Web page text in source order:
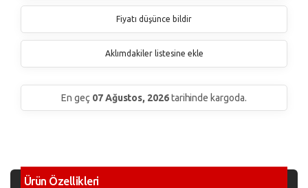
Fiyatı düşünce bildir
Aklımdakiler listesine ekle
En geç 07 Ağustos, 2026tarihinde kargoda.
Ürün Özellikleri